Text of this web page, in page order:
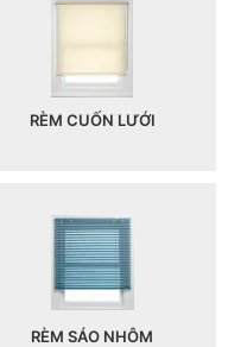
RÈM CUỐN LƯỚI
RÈM SÁO NHÔM